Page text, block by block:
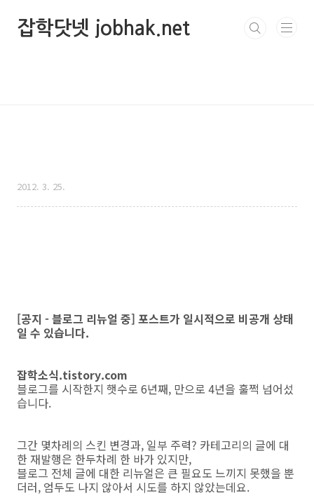
잡학닷넷 jobhak.net
2012. 3. 25.
[공지 - 블로그 리뉴얼 중] 포스트가 일시적으로 비공개 상태
일 수 있습니다.
잡학소식.tistory.com
블로그를 시작한지 햇수로 6년째, 만으로 4년을 훌쩍 넘어섰
습니다.
그간 몇차례의 스킨 변경과, 일부 주력? 카테고리의 글에 대
한 재발행은 한두차례 한 바가 있지만,
블로그 전체 글에 대한 리뉴얼은 큰 필요도 느끼지 못했을 뿐
더러, 엄두도 나지 않아서 시도를 하지 않았는데요.